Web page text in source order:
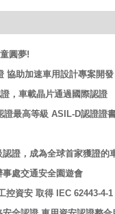
圓夢!
協助加速車用設計專案開發
，車載晶片通過國際認證
最高等級 ASIL-D認證證
證，成為全球首家獲證的
處交通安全園遊會
控資安 取得 IEC 62443-4-